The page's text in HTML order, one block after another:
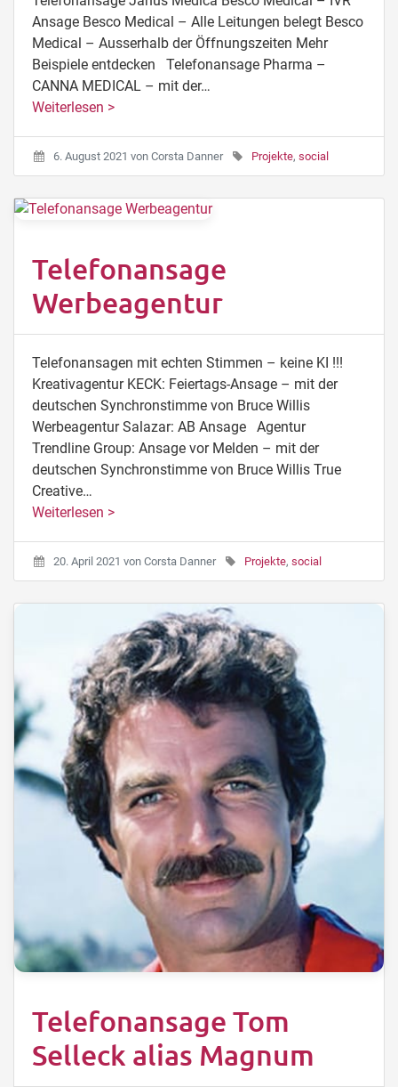
Ansage Besco Medical – Alle Leitungen belegt Besco
Medical – Ausserhalb der Öffnungszeiten Mehr
Beispiele entdecken Telefonansage Pharma –
CANNA MEDICAL – mit der…
Weiterlesen >
6. August 2021 von Corsta Danner Projekte, social
Telefonansage
Werbeagentur
Telefonansagen mit echten Stimmen – keine KI !!!
Kreativagentur KECK: Feiertags-Ansage – mit der
deutschen Synchronstimme von Bruce Willis
Werbeagentur Salazar: AB Ansage Agentur
Trendline Group: Ansage vor Melden – mit der
deutschen Synchronstimme von Bruce Willis True
Creative…
Weiterlesen >
20. April 2021 von Corsta Danner Projekte, social
Telefonansage Tom
Selleck alias Magnum